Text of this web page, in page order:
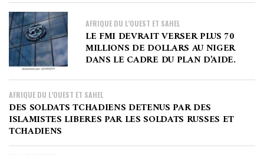
AFRIQUE DU L’OUEST ET SAHEL
LE FMI DEVRAIT VERSER PLUS 70
MILLIONS DE DOLLARS AU NIGER
DANS LE CADRE DU PLAN D’AIDE.
AFRIQUE DU L’OUEST ET SAHEL
DES SOLDATS TCHADIENS DETENUS PAR DES
ISLAMISTES LIBERES PAR LES SOLDATS RUSSES ET
TCHADIENS